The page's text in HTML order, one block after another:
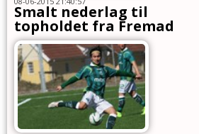
Smalt nederlag til
topholdet fra Fremad